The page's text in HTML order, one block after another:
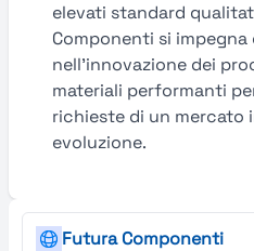
elevati standard
Componenti si
nell’innovazione dei
materiali performanti
richieste di un mercato
evoluzione.
Futura Componenti